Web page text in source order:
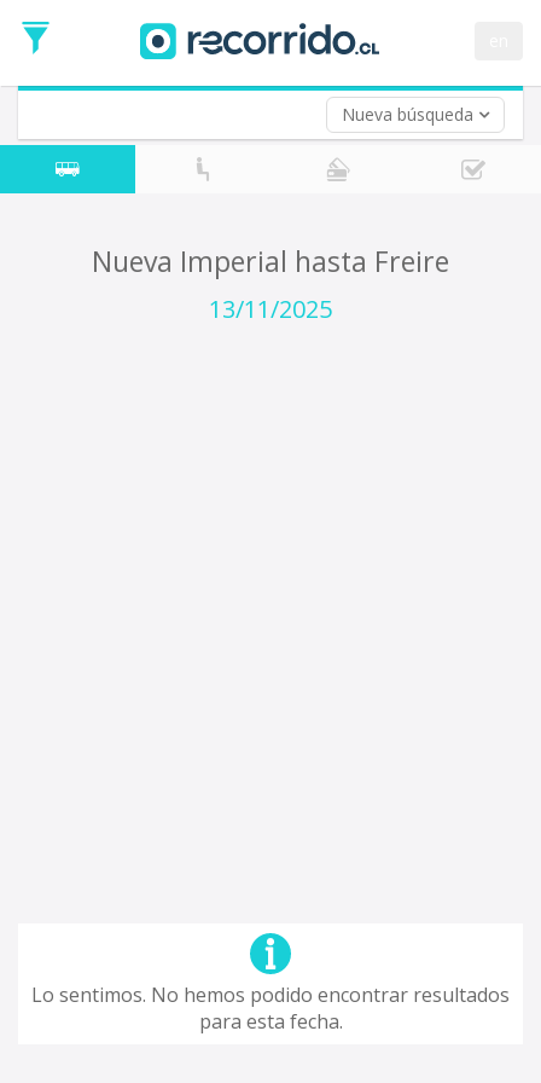
Nueva búsqueda
de
Ida
Vuelta (opcional)
Fecha
de
Nueva Imperial hasta Freire
13/11/2025
Lo sentimos. No hemos podido encontrar resultados
para esta fecha.